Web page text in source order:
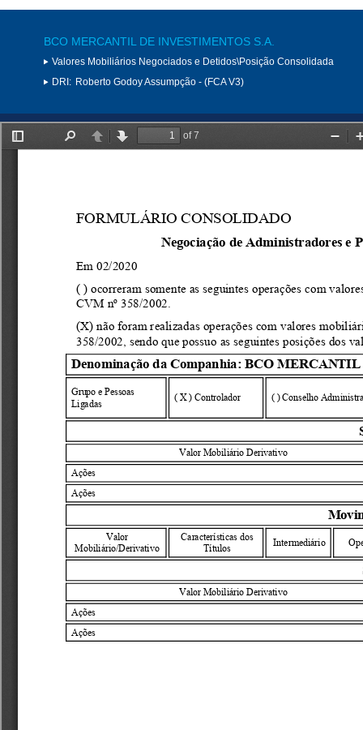
BCO MERCANTIL DE INVESTIMENTOS S.A.
Valores Mobiliários Negociados e Detidos\Posição Consolidada
DRI: Roberto Godoy Assumpção - (FCA V3)